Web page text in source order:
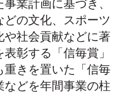
業計画に基づき、
の文化、スポーツ
社会貢献などに著
彰する「信毎賞」
重きを置いた「信毎
どを年間事業の柱